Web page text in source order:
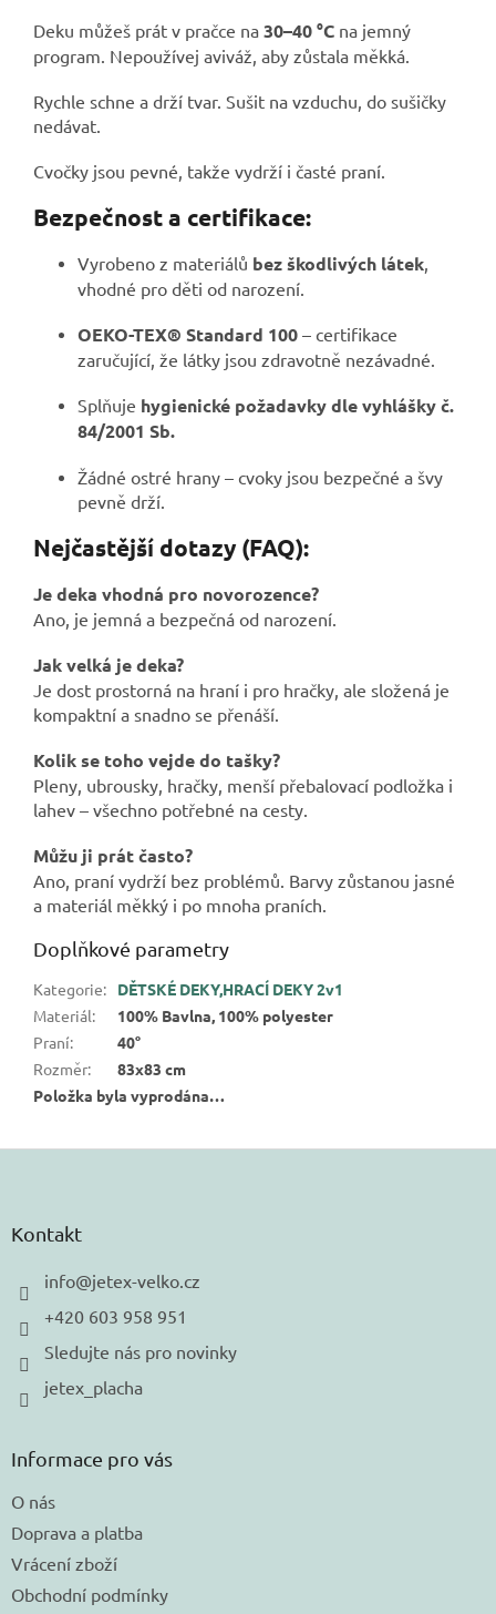
Deku můžeš prát v pračce na 30–40 °C na jemný
program. Nepoužívej aviváž, aby zůstala měkká.
Rychle schne a drží tvar. Sušit na vzduchu, do sušičky
nedávat.
Cvočky jsou pevné, takže vydrží i časté praní.
Bezpečnost a certifikace:
Vyrobeno z materiálů bez škodlivých látek
vhodné pro děti od narození.
OEKO-TEX® Standard 100 – certifikace
zaručující, že látky jsou zdravotně nezávadné.
Splňuje hygienické požadavky dle vyhlášky č.
84/2001 Sb.
Žádné ostré hrany – cvoky jsou bezpečné a švy
pevně drží.
Nejčastější dotazy (FAQ):
Je deka vhodná pro novorozence?
Ano, je jemná a bezpečná od narození.
Jak velká je deka?
Je dost prostorná na hraní i pro hračky, ale složená je
kompaktní a snadno se přenáší.
Kolik se toho vejde do tašky?
Pleny, ubrousky, hračky, menší přebalovací podložka i
lahev – všechno potřebné na cesty.
Můžu ji prát často?
Ano, praní vydrží bez problémů. Barvy zůstanou jasné
a materiál měkký i po mnoha praních.
Doplňkové parametry
Kategorie:
DĚTSKÉ DEKY,HRACÍ DEKY 2v1
Materiál:
100% Bavlna, 100% polyester
Praní:
40°
Rozměr:
83x83 cm
Položka byla vyprodána…
Kontakt
info@jetex-velko.cz
+420 603 958 951
Sledujte nás pro novinky
jetex_placha
Informace pro vás
O nás
Doprava a platba
Vrácení zboží
Obchodní podmínky